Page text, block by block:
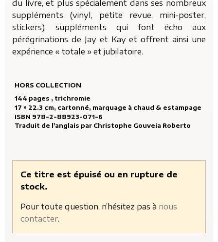
du livre, et plus spécialement dans ses nombreux
suppléments (vinyl, petite revue, mini-poster,
stickers), suppléments qui font écho aux
pérégrinations de Jay et Kay et offrent ainsi une
expérience « totale » et jubilatoire.
HORS COLLECTION
144 pages , trichromie
17 × 22.3 cm, cartonné, marquage à chaud & estampage
ISBN 978-2-88923-071-6
Traduit de l'anglais par Christophe Gouveia Roberto
Ce titre est épuisé ou en rupture de
stock.
Pour toute question, n’hésitez pas à nous
contacter.